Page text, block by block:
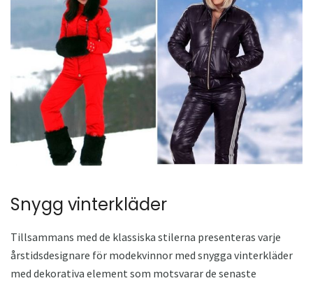
Snygg vinterkläder
Tillsammans med de klassiska stilerna presenteras varje
årstidsdesignare för modekvinnor med snygga vinterkläder
med dekorativa element som motsvarar de senaste